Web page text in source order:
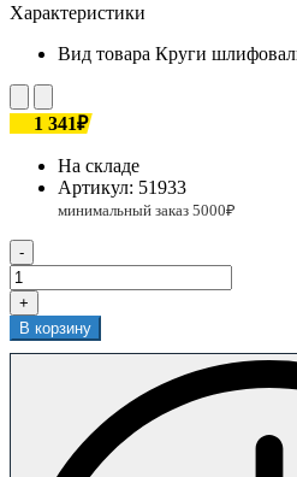
Характеристики
Вид товара Круги
1 341₽
На складе
Артикул: 51933
-
+
В корзину